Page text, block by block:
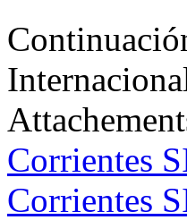
Corrientes
Corrientes